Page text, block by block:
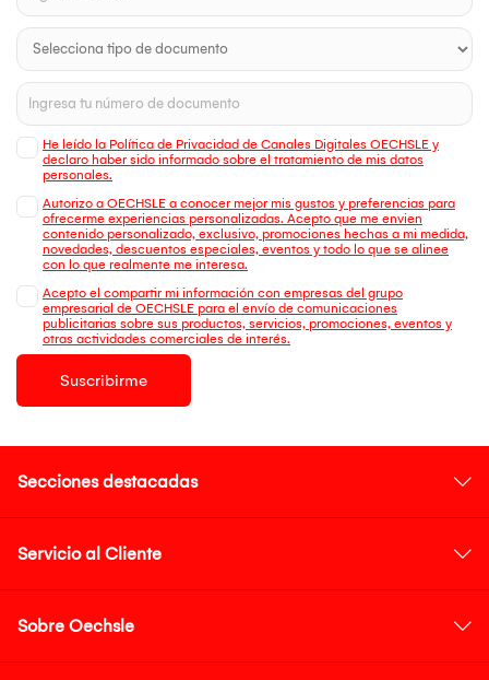
He leído la Política de Privacidad de Canales Digitales OECHSLE y
declaro haber sido informado sobre el tratamiento de mis datos
personales.
Autorizo a OECHSLE a conocer mejor mis gustos y preferencias para
ofrecerme experiencias personalizadas. Acepto que me envien
contenido personalizado, exclusivo, promociones hechas a mi medida,
novedades, descuentos especiales, eventos y todo lo que se alinee
con lo que realmente me interesa.
Acepto el compartir mi información con empresas del grupo
empresarial de OECHSLE para el envío de comunicaciones
publicitarias sobre sus productos, servicios, promociones, eventos y
otras actividades comerciales de interés.
Suscribirme
Secciones destacadas
Servicio al Cliente
Sobre Oechsle